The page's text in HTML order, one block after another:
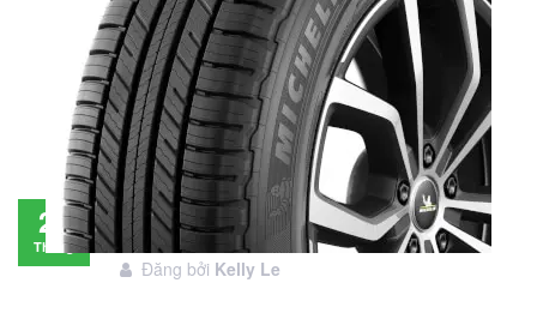
28
Tháng
Đánh giá lốp Michelin Primacy SUV: Đáng
đầu tư không?
Đăng bởi Kelly Le